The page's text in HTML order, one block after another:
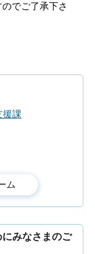
でご了承下さ
課
みなさまのご